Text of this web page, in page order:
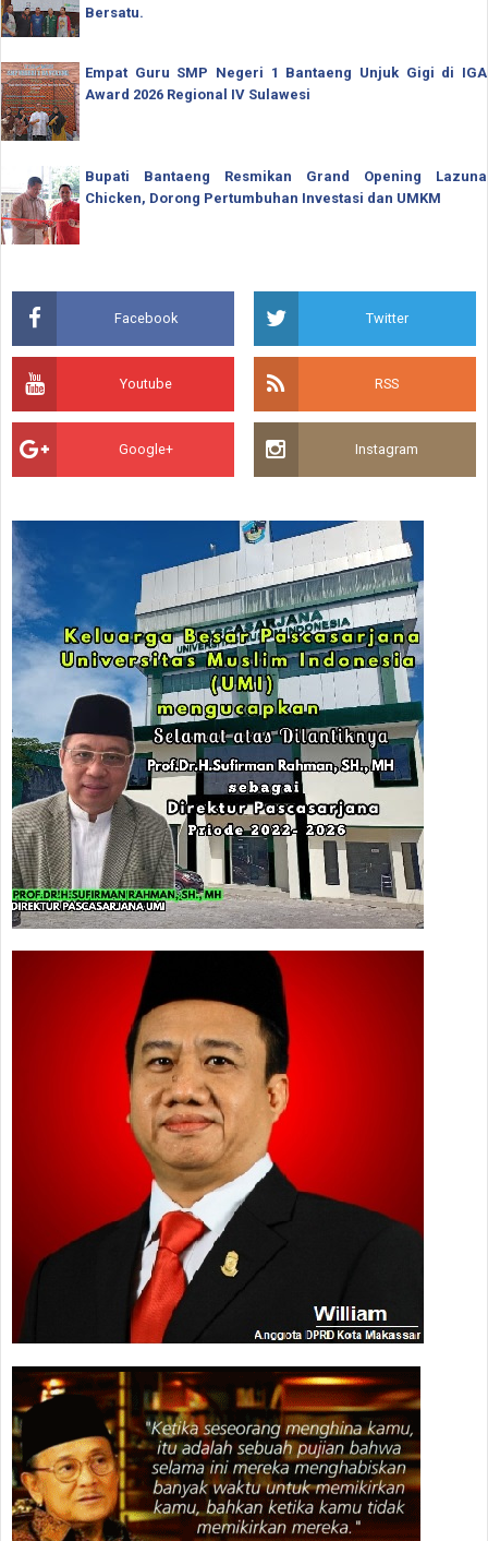
Bersatu.
Empat Guru SMP Negeri 1 Bantaeng Unjuk Gigi di IGA
Award 2026 Regional IV Sulawesi
Bupati Bantaeng Resmikan Grand Opening Lazuna
Chicken, Dorong Pertumbuhan Investasi dan UMKM
Facebook Twitter
Youtube RSS
Google+ Instagram